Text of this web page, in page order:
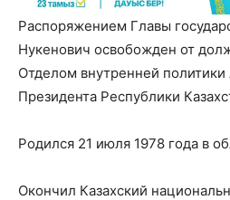
Распоряжением Главы
Нукенович освобожден от
Отделом внутренней
Президента Республики
Родился 21 июля 1978 года в
Окончил Казахский